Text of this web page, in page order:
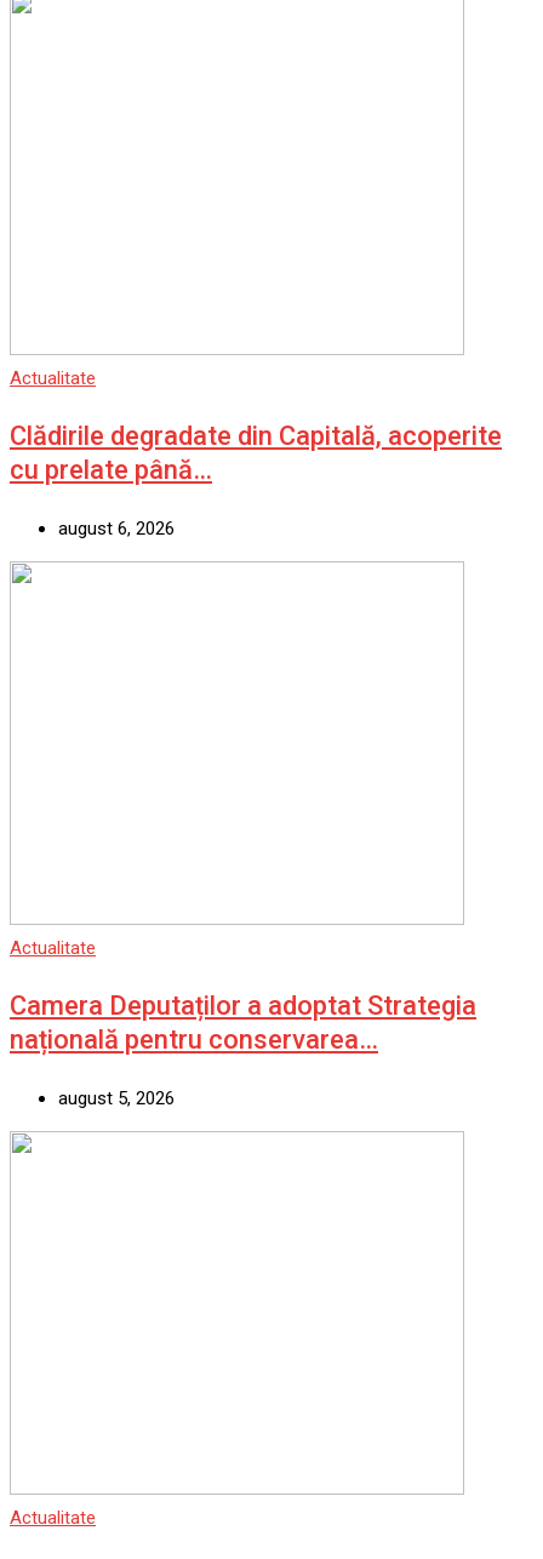
Actualitate
Clădirile degradate din Capitală, acoperite
cu prelate până…
august 6, 2026
Actualitate
Camera Deputaților a adoptat Strategia
națională pentru conservarea…
august 5, 2026
Actualitate